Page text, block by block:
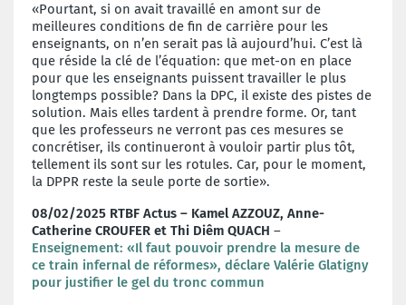
«Pourtant, si on avait travaillé en amont sur de
meilleures conditions de fin de carrière pour les
enseignants, on n’en serait pas là aujourd’hui. C’est là
que réside la clé de l’équation: que met-on en place
pour que les enseignants puissent travailler le plus
longtemps possible? Dans la DPC, il existe des pistes de
solution. Mais elles tardent à prendre forme. Or, tant
que les professeurs ne verront pas ces mesures se
concrétiser, ils continueront à vouloir partir plus tôt,
tellement ils sont sur les rotules. Car, pour le moment,
la DPPR reste la seule porte de sortie».
08/02/2025 RTBF Actus – Kamel AZZOUZ, Anne-
Catherine CROUFER et Thi Diêm QUACH –
Enseignement: «Il faut pouvoir prendre la mesure de
ce train infernal de réformes», déclare Valérie Glatigny
pour justifier le gel du tronc commun